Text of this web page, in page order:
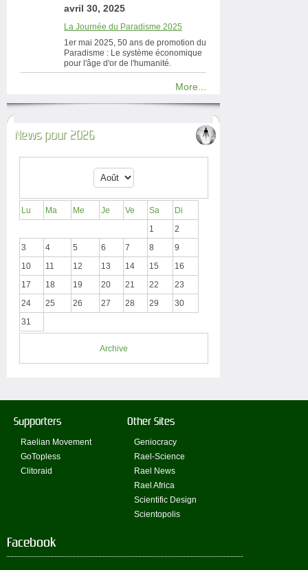
avril 30, 2025
La Journée du Paradisme 2025
1er mai 2025, 50 ans de promotion du
Paradisme : Le système économique
pour l'âge d'or de l'humanité.
More...
News pour 2026
Lu Ma Me Je Ve Sa
Di
1
2
3
4 5 6 7 8
9
10
11 12 13 14 15
16
17
18 19 20 21 22
23
24
25 26 27 28 29
30
31
Archive
Supporters
Raelian Movement
GoTopless
Clitoraid
Other Sites
Geniocracy
Rael-Science
Rael News
Rael Africa
Scientific Design
Scientopolis
Facebook